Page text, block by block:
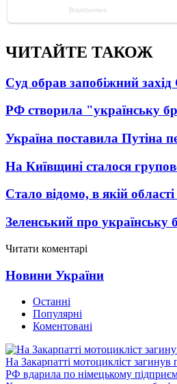
ЧИТАЙТЕ ТАКОЖ
Суд обрав запобіжний
РФ створила "українську
Україна поставила Путіна
На Київщині сталося
Стало відомо, в якій
Зеленський про українську
Читати коментарі
Новини України
Останні
Популярні
Коментовані
На Закарпатті мотоцикліст загинув
РФ вдарила по німецькому